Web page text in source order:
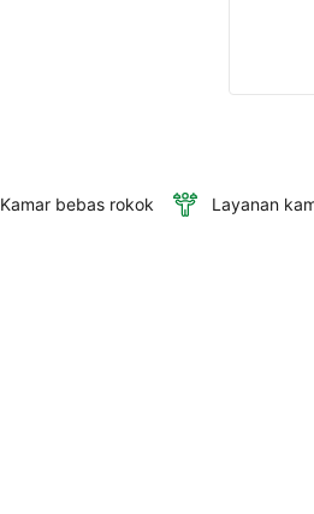
Kamar bebas rokok Layanan